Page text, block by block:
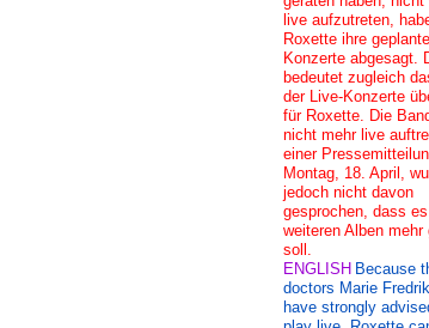
live aufzutreten,
Roxette ihre
Konzerte abgesagt.
bedeutet zugleich
der Live-Konzerte
für Roxette. Die
nicht mehr live
einer
Montag, 18. April,
jedoch nicht davon
gesprochen, dass
weiteren Alben mehr
soll.
ENGLISH Because
doctors Marie
have strongly